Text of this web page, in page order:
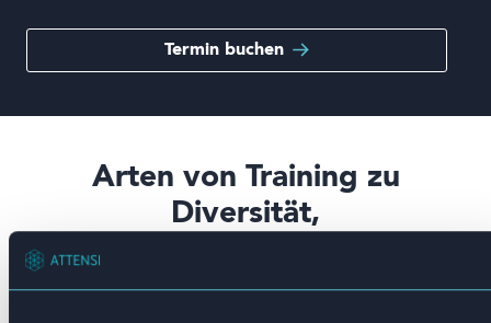
Termin buchen
Arten von Training zu
Diversität,
Gleichberechtigung und
Inklusion